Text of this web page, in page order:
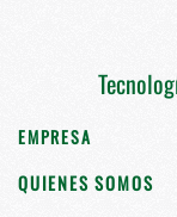
EMPRESA
QUIENES SOMOS